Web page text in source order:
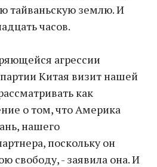
тайваньскую землю. И
часов.
агрессии
Китая визит нашей
как
о том, что Америка
нашего
поскольку он
свободу, - заявила она. И